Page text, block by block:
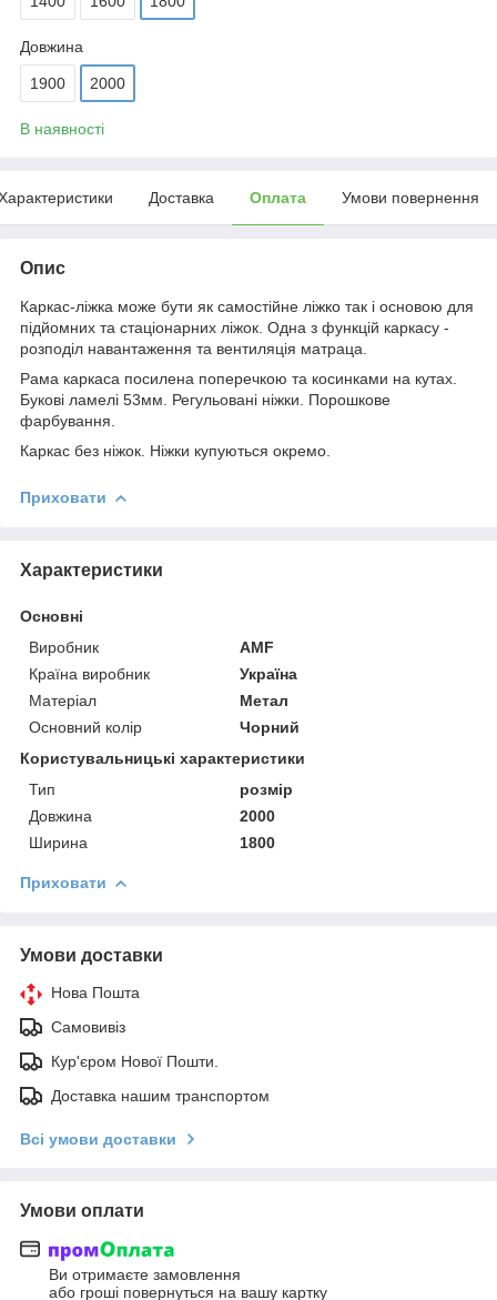
Довжина
1900 2000
В наявності
Доставка Оплата Умови повернення
Опис
Каркас-ліжка може бути як самостійне ліжко так і основою для
підйомних та стаціонарних ліжок. Одна з функцій каркасу -
розподіл навантаження та вентиляція матраца.
Рама каркаса посилена поперечкою та косинками на кутах.
Букові ламелі 53мм. Регульовані ніжки. Порошкове
фарбування.
Каркас без ніжок. Ніжки купуються окремо.
Приховати
Характеристики
Основні
Виробник
AMF
Країна виробник
Україна
Матеріал
Метал
Основний колір
Чорний
Користувальницькі характеристики
Тип
розмір
Довжина
2000
Ширина
1800
Приховати
Умови доставки
Нова Пошта
Самовивіз
Кур'єром Нової Пошти.
Доставка нашим транспортом
Всі умови доставки
Умови оплати
Ви отримаєте замовлення
або гроші повернуться на вашу картку